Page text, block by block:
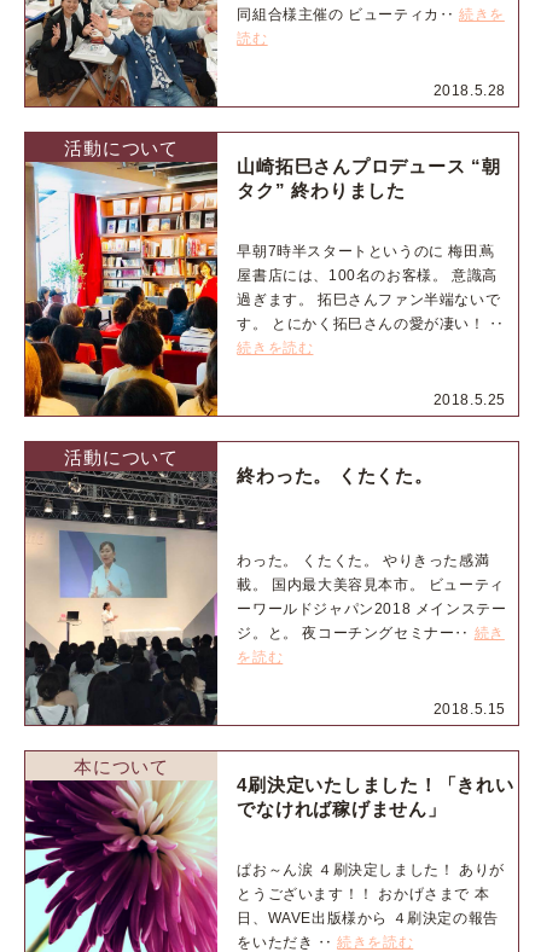
2018.5.28
同組合様主催の ビューティカ‥続きを
読む
活動について
2018.5.25
山崎拓巳さんプロデュース “朝
タク” 終わりました
早朝7時半スタートというのに 梅田蔦
屋書店には、100名のお客様。 意識高
過ぎます。 拓巳さんファン半端ないで
す。 とにかく拓巳さんの愛が凄い！ ‥
続きを読む
活動について
2018.5.15
終わった。 くたくた。
わった。 くたくた。 やりきった感満
載。 国内最大美容見本市。 ビューティ
ーワールドジャパン2018 メインステー
ジ。と。 夜コーチングセミナー‥ 続き
を読む
本について
4刷決定いたしました！「きれい
でなければ稼げません」
ぱお～ん涙 ４刷決定しました！ ありが
とうございます！！ おかげさまで 本
日、WAVE出版様から ４刷決定の報告
をいただき ‥続きを読む